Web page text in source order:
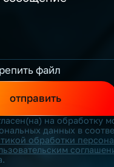
файл
отправить
на обработку
данных в
обработки